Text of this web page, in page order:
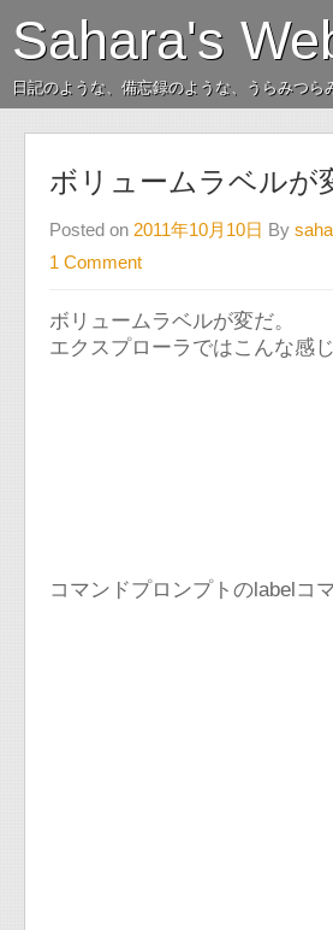
Sahara's
日記のような、備忘録のような、うらみつ
ボリュームラベルが
Posted on 2011年10月10日 By
1 Comment
ボリュームラベルが変だ。
エクスプローラではこんな感
コマンドプロンプトのlabelコ